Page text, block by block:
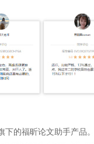
下的福昕论文助手产